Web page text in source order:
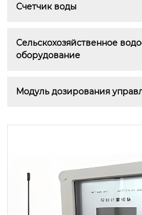
Счетчик воды
Сельскохозяйственное
оборудование
Модуль дозирования